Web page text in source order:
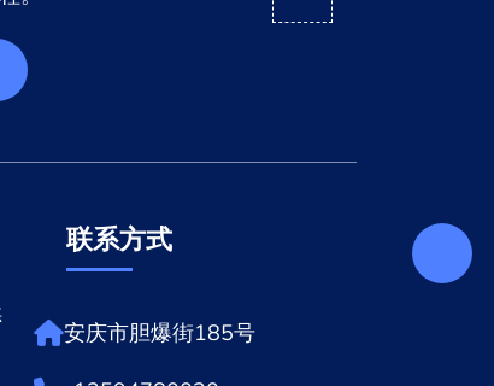
联系方式
安庆市胆爆街185号